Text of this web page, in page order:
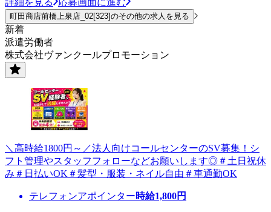
町田商店前橋上泉店_02[323]のその他の求人を見る
新着
派遣労働者
株式会社ヴァンクールプロモーション
＼高時給1800円～／法人向けコールセンターのSV募集！シ
フト管理やスタッフフォローなどお願いします◎＃土日祝休
み＃日払いOK＃髪型・服装・ネイル自由＃車通勤OK
テレフォンアポインター時給1,800円